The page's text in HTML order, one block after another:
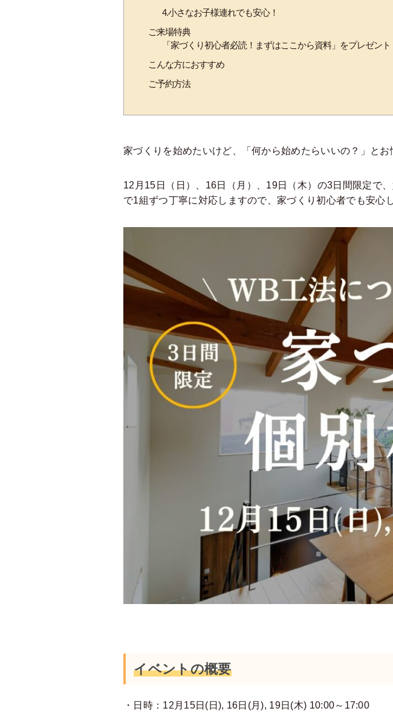
4.小さなお子様連れでも安心！
ご来場特典
「家づくり初心者必読！まずはここから資料」をプレゼント
こんな方におすすめ
ご予約方法
家づくりを始めたいけど、「何から始めたらいいの？」とお
12月15日（日）、16日（月）、19日（木）の3日間限定で
で1組ずつ丁寧に対応しますので、家づくり初心者でも安心
イベントの概要
・日時：12月15日(日), 16日(月), 19日(木) 10:00～17:00